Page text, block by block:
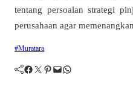
tentang persoalan strategi
perusahaan agar
#Muratara
Facebook Twitter Pinterest Mail WhatsApp